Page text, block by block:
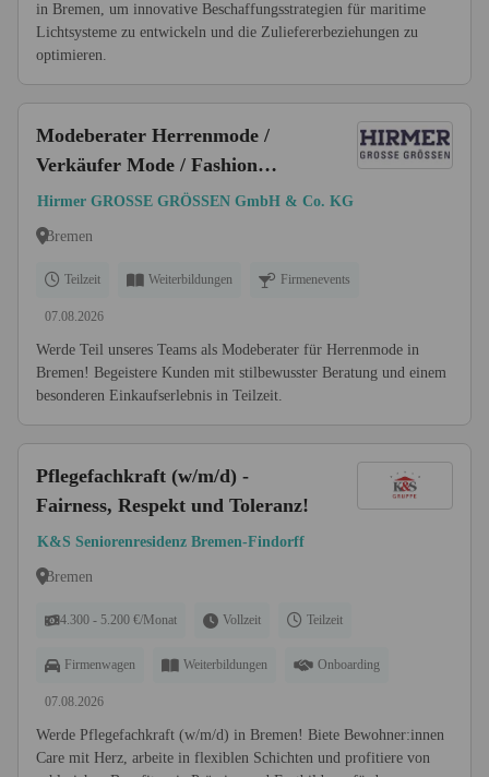
in Bremen, um innovative Beschaffungsstrategien für maritime
Lichtsysteme zu entwickeln und die Zuliefererbeziehungen zu
optimieren.
Modeberater Herrenmode /
Verkäufer Mode / Fashion
Berater (m/w/d)
Hirmer GROSSE GRÖSSEN GmbH & Co. KG
Bremen
Teilzeit Weiterbildungen Firmenevents
07.08.2026
Werde Teil unseres Teams als Modeberater für Herrenmode in
Bremen! Begeistere Kunden mit stilbewusster Beratung und einem
besonderen Einkaufserlebnis in Teilzeit.
Pflegefachkraft (w/m/d) -
Fairness, Respekt und Toleranz!
K&S Seniorenresidenz Bremen-Findorff
Bremen
4.300 - 5.200 €/Monat Vollzeit Teilzeit
Firmenwagen Weiterbildungen Onboarding
07.08.2026
Werde Pflegefachkraft (w/m/d) in Bremen! Biete Bewohner:innen
Care mit Herz, arbeite in flexiblen Schichten und profitiere von